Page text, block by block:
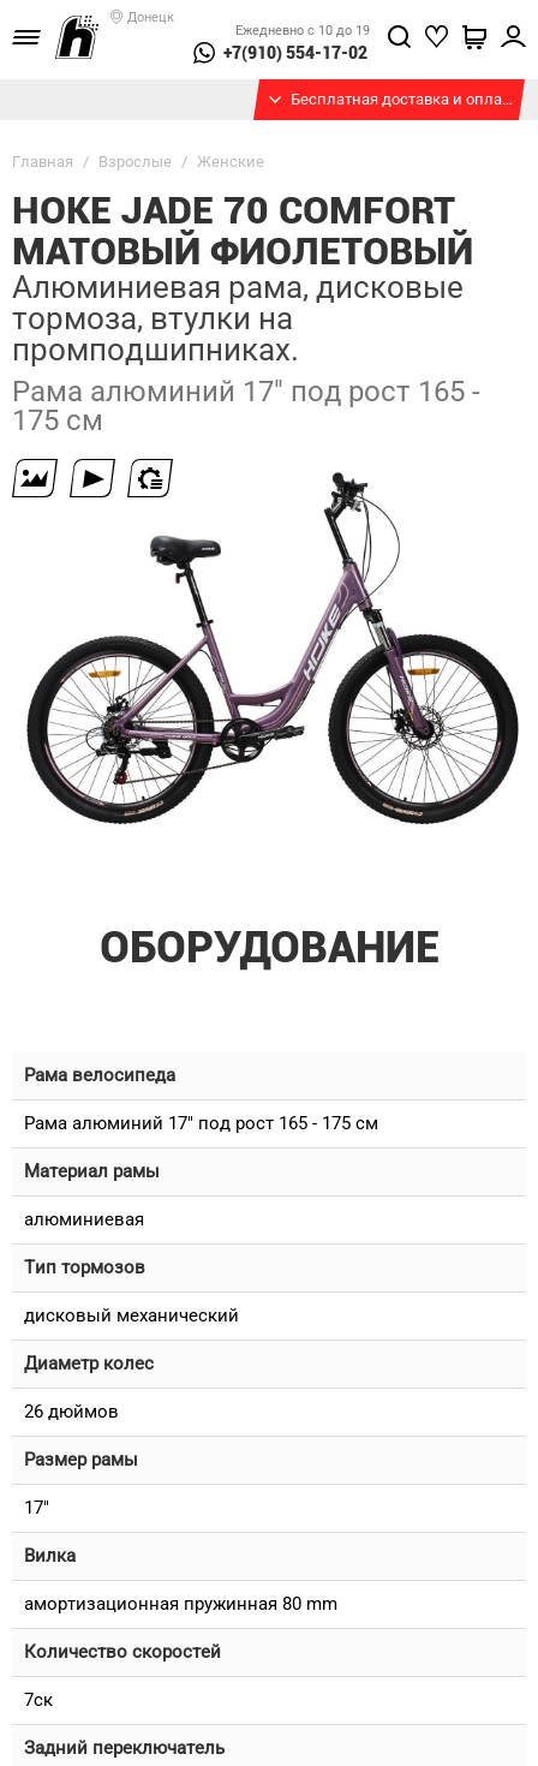
Донецк
Ежедневно с 10 до 19
+7(910) 554-17-02
Бесплатная доставка и оплата при получении
Главная / Взрослые / Женские
HOKE JADE 70 COMFORT
МАТОВЫЙ ФИОЛЕТОВЫЙ
Алюминиевая рама, дисковые
тормоза, втулки на
промподшипниках.
Рама алюминий 17" под рост 165 -
175 см
ОБОРУДОВАНИЕ
Рама велосипеда
Рама алюминий 17" под рост 165 - 175 см
Материал рамы
алюминиевая
Тип тормозов
дисковый механический
Диаметр колес
26 дюймов
Размер рамы
17"
Вилка
амортизационная пружинная 80 mm
Количество скоростей
7ск
Задний переключатель